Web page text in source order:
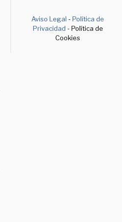
Aviso Legal -Política de
Privacidad - Política de
Cookies